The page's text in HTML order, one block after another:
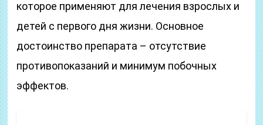
которое применяют для лечения взрослых и
детей с первого дня жизни. Основное
достоинство препарата – отсутствие
противопоказаний и минимум побочных
эффектов.